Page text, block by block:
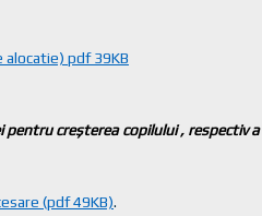
pdf 39KB
pentru creştereacopilului , respectiv a
(pdf 49KB).